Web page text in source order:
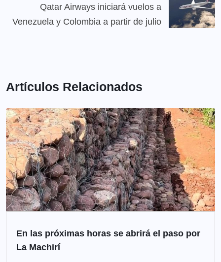
Qatar Airways iniciará vuelos a
Venezuela y Colombia a partir de julio
Artículos Relacionados
En las próximas horas se abrirá el paso por
La Machirí